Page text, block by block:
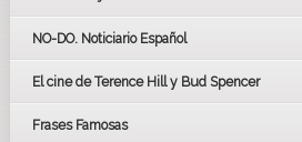
GOYAS
BAFTA
NO-DO. Noticiario Español
El cine de Terence Hill y Bud Spencer
Frases Famosas